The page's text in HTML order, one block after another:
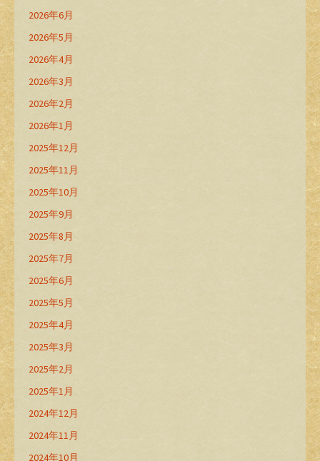
2026年6月
2026年5月
2026年4月
2026年3月
2026年2月
2026年1月
2025年12月
2025年11月
2025年10月
2025年9月
2025年8月
2025年7月
2025年6月
2025年5月
2025年4月
2025年3月
2025年2月
2025年1月
2024年12月
2024年11月
2024年10月